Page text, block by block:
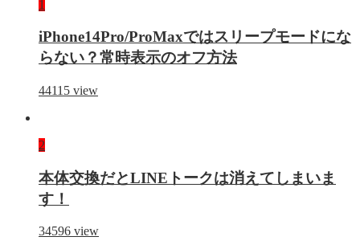
1
iPhone14Pro/ProMaxではスリープモードにな
らない？常時表示のオフ方法
44115 view
2
本体交換だとLINEトークは消えてしまいま
す！
34596 view